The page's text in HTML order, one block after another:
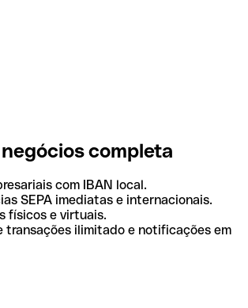
completa
com IBAN local.
SEPA imediatas e internacionais.
físicos e virtuais.
transações ilimitado e notificações em